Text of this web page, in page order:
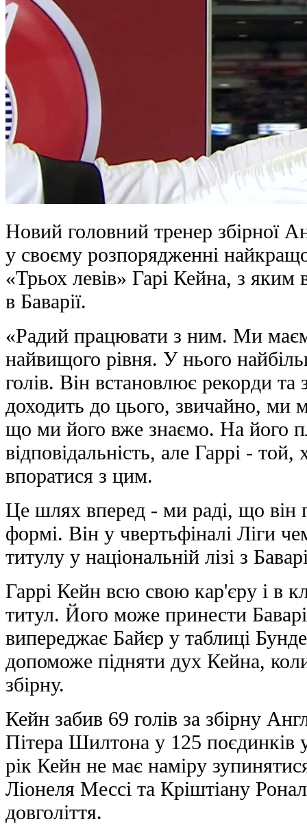
Новий головний тренер збірної
у своєму розпорядженні
«Трьох левів» Гарі Кейна, з
в Баварії.
«Радий працювати з ним. Ми
найвищого рівня. У нього
голів. Він встановлює рекорди та
доходить до цього, звичайно, ми
що ми його вже знаємо. На його
відповідальність, але Гаррі -
впоратися з цим.
Це шлях вперед - ми раді, що він
формі. Він у чвертьфіналі Ліги
титулу у національній лізі з
Гаррі Кейн всю свою кар'єру і в
титул. Його може принести
випереджає Байєр у таблиці
допоможе підняти дух Кейна,
збірну.
Кейн забив 69 голів за збірну
Пітера Шилтона у 125 поєдинків
рік Кейн не має наміру
Ліонеля Мессі та Кріштіану
довголіття.